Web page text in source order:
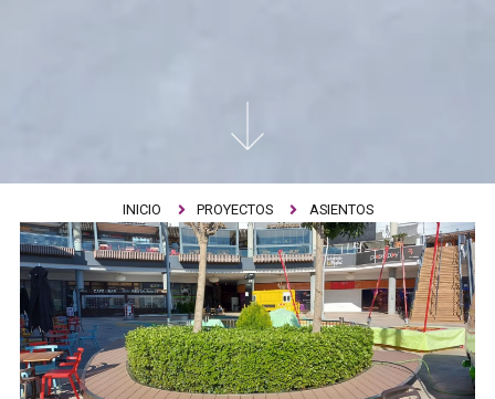
INICIO PROYECTOS ASIENTOS